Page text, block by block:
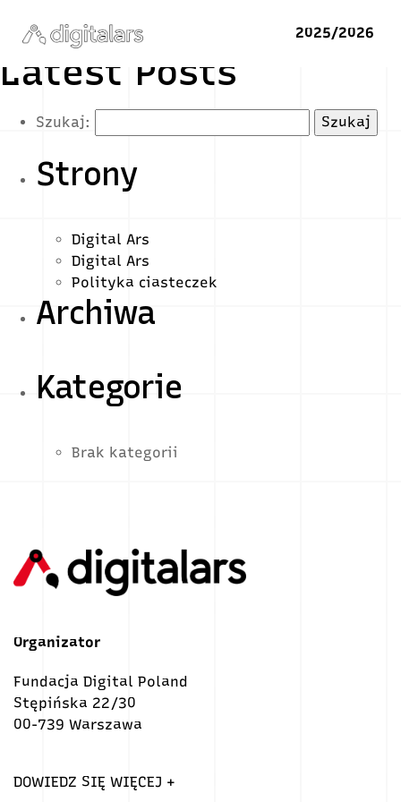
2025/2026
Latest Posts
Szukaj:
Strony
Digital Ars
Digital Ars
Polityka ciasteczek
Archiwa
Kategorie
Brak kategorii
Organizator
Fundacja Digital Poland
Stępińska 22/30
00-739 Warszawa
DOWIEDZ SIĘ WIĘCEJ +